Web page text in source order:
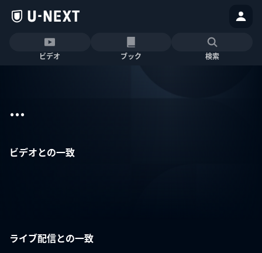
ビデオ ブック 検索
...
ビデオとの一致
ライブ配信との一致